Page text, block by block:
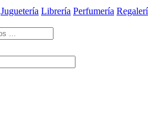
Juguetería Librería Perfumería